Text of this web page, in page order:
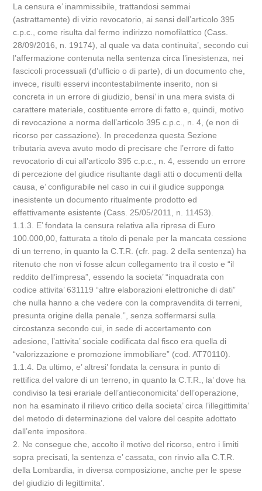
La censura e’ inammissibile, trattandosi semmai
(astrattamente) di vizio revocatorio, ai sensi dell’articolo 395
c.p.c., come risulta dal fermo indirizzo nomofilattico (Cass.
28/09/2016, n. 19174), al quale va data continuita’, secondo cui
l’affermazione contenuta nella sentenza circa l’inesistenza, nei
fascicoli processuali (d’ufficio o di parte), di un documento che,
invece, risulti esservi incontestabilmente inserito, non si
concreta in un errore di giudizio, bensi’ in una mera svista di
carattere materiale, costituente errore di fatto e, quindi, motivo
di revocazione a norma dell’articolo 395 c.p.c., n. 4, (e non di
ricorso per cassazione). In precedenza questa Sezione
tributaria aveva avuto modo di precisare che l’errore di fatto
revocatorio di cui all’articolo 395 c.p.c., n. 4, essendo un errore
di percezione del giudice risultante dagli atti o documenti della
causa, e’ configurabile nel caso in cui il giudice supponga
inesistente un documento ritualmente prodotto ed
effettivamente esistente (Cass. 25/05/2011, n. 11453).
1.1.3. E’ fondata la censura relativa alla ripresa di Euro
100.000,00, fatturata a titolo di penale per la mancata cessione
di un terreno, in quanto la C.T.R. (cfr. pag. 2 della sentenza) ha
ritenuto che non vi fosse alcun collegamento tra il costo e “il
reddito dell’impresa”, essendo la societa’ “inquadrata con
codice attivita’ 631119 “altre elaborazioni elettroniche di dati”
che nulla hanno a che vedere con la compravendita di terreni,
presunta origine della penale.”, senza soffermarsi sulla
circostanza secondo cui, in sede di accertamento con
adesione, l’attivita’ sociale codificata dal fisco era quella di
“valorizzazione e promozione immobiliare” (cod. AT70110).
1.1.4. Da ultimo, e’ altresi’ fondata la censura in punto di
rettifica del valore di un terreno, in quanto la C.T.R., la’ dove ha
condiviso la tesi erariale dell’antieconomicita’ dell’operazione,
non ha esaminato il rilievo critico della societa’ circa l’illegittimita’
del metodo di determinazione del valore del cespite adottato
dall’ente impositore.
2. Ne consegue che, accolto il motivo del ricorso, entro i limiti
sopra precisati, la sentenza e’ cassata, con rinvio alla C.T.R.
della Lombardia, in diversa composizione, anche per le spese
del giudizio di legittimita’.